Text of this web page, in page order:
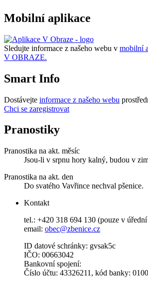
Mobilní aplikace
Sledujte informace z našeho webu v mobilní
V OBRAZE.
Smart Info
Dostávejte informace z našeho webu
Chci se zaregistrovat
Pranostiky
Pranostika na akt. měsíc
Jsou-li v srpnu hory kalný, budou v
Pranostika na akt. den
Do svatého Vavřince nechval pšenice.
Kontakt
tel.: +420 318 694 130 (pouze v
email: obec@zbenice.cz
ID datové schránky: gvsak5c
IČO: 00663042
Bankovní spojení:
Číslo účtu: 43326211, kód banky: 0100